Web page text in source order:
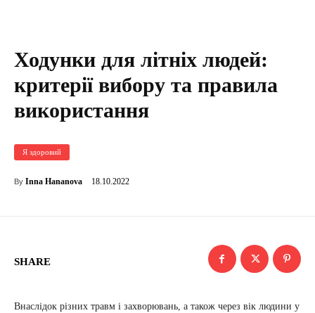
Ходунки для літніх людей:
критерії вибору та правила
використання
Я здоровий
By Inna Hananova 18.10.2022
SHARE
Внаслідок різних травм і захворювань, а також через вік людини у